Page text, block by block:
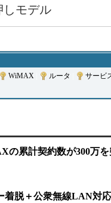
しモデル
WiMAX ルータ サービ
の累計契約数が300万を
着脱＋公衆無線LAN対